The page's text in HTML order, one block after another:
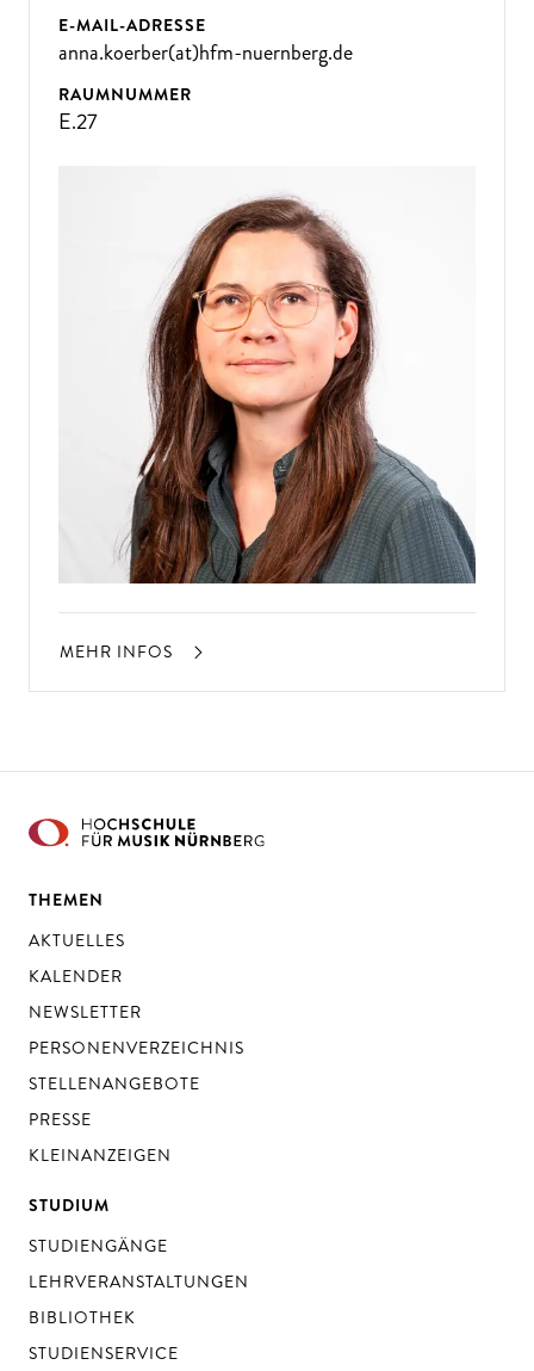
E-MAIL-ADRESSE
anna.koerber(at)hfm-nuernberg.de
RAUMNUMMER
E.27
MEHR INFOS
THEMEN
AKTUELLES
KALENDER
NEWSLETTER
PERSONENVERZEICHNIS
STELLENANGEBOTE
PRESSE
KLEINANZEIGEN
STUDIUM
STUDIENGÄNGE
LEHRVERANSTALTUNGEN
BIBLIOTHEK
STUDIENSERVICE